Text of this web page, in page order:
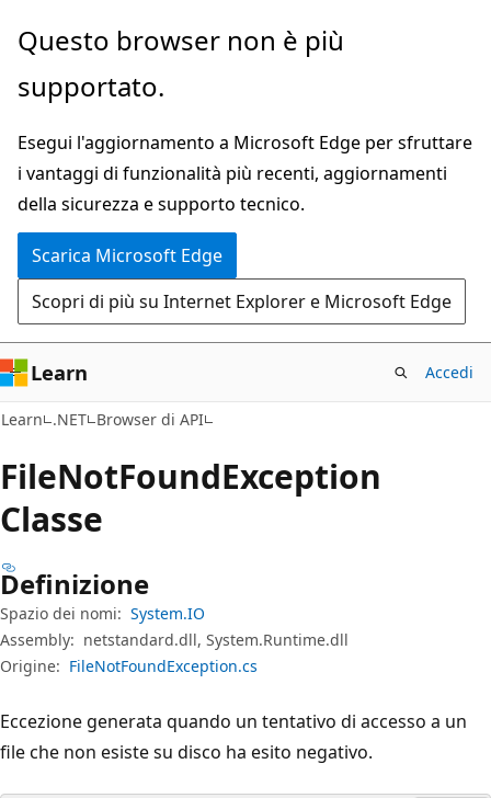
Ignora
passa
contenuto
principale
Passare
allo
spostamento
pagina
Questo browser non è più
supportato.
Esegui l'aggiornamento a Microsoft Edge per sfruttare
i vantaggi di funzionalità più recenti, aggiornamenti
della sicurezza e supporto tecnico.
Scarica Microsoft Edge
Scopri di più su Internet Explorer e Microsoft Edge
Learn Accedi
Learn .NET Browser di API
FileNotFoundException
Classe
Definizione
Spazio dei nomi: System.IO
Assembly: netstandard.dll, System.Runtime.dll
Origine: FileNotFoundException.cs
Eccezione generata quando un tentativo di accesso a un
file che non esiste su disco ha esito negativo.